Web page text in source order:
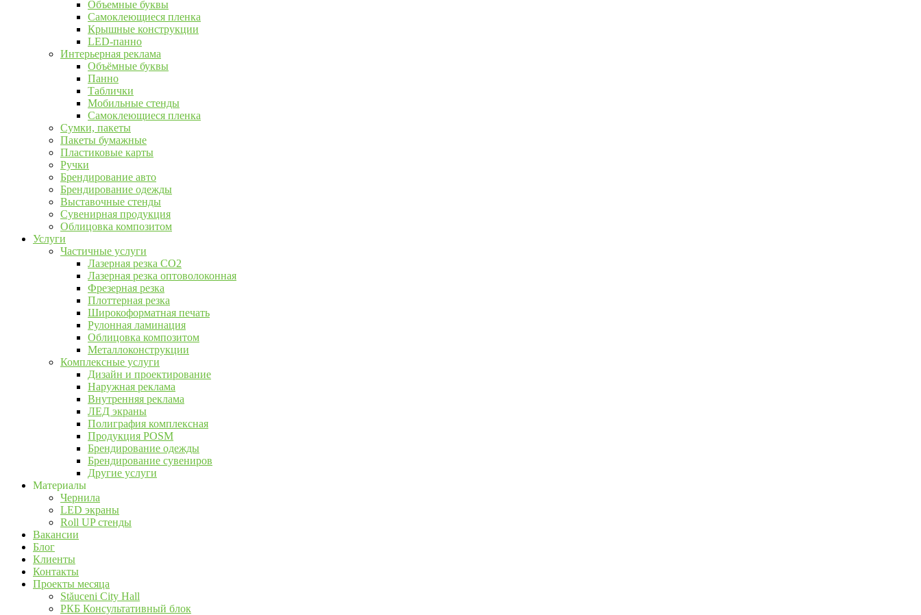
Объемные буквы
Самоклеющиеся пленка
Крышные конструкции
LED-панно
Интерьерная реклама
Объёмные буквы
Панно
Таблички
Мобильные стенды
Самоклеющиеся пленка
Сумки, пакеты
Пакеты бумажные
Пластиковые карты
Ручки
Брендирование авто
Брендирование одежды
Выставочные стенды
Сувенирная продукция
Облицовка композитом
Услуги
Частичные услуги
Лазерная резка CO2
Лазерная резка оптоволоконная
Фрезерная резка
Плоттерная резка
Широкоформатная печать
Рулонная ламинация
Облицовка композитом
Металлоконструкции
Комплексные услуги
Дизайн и проектирование
Наружная реклама
Внутренняя реклама
ЛЕД экраны
Полиграфия комплексная
Продукция POSM
Брендирование одежды
Брендирование сувениров
Другие услуги
Материалы
Чернила
LED экраны
Roll UP стенды
Вакансии
Блог
Клиенты
Контакты
Проекты месяца
Stăuceni City Hall
РКБ Консультативный блок